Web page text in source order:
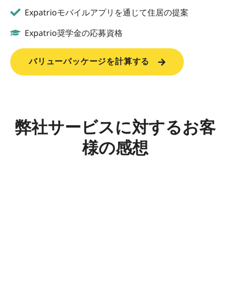
Expatrioモバイルアプリを通じて住居の提案
Expatrio奨学金の応募資格
バリューパッケージを計算する
弊社サービスに対するお客
様の感想